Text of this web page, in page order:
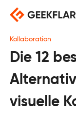
Skip
content
Kollaboration
Die 12
visuelle